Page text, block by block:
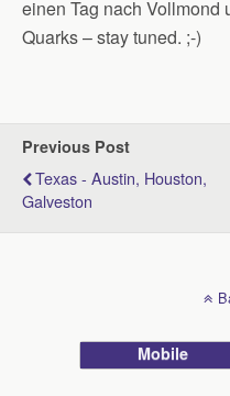
einen Tag nach Vollmond
Quarks – stay tuned. ;-)
Previous Post
Texas - Austin, Houston,
Galveston
Mobile